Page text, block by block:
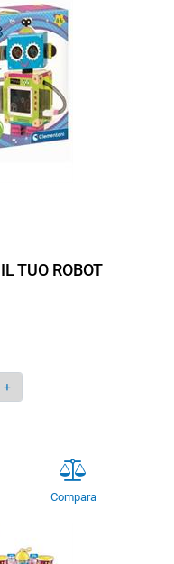
TUO ROBOT
Compara